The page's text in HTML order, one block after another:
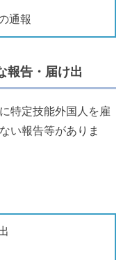
通報
報告・届け出
特定技能外国人を雇
い報告等がありま